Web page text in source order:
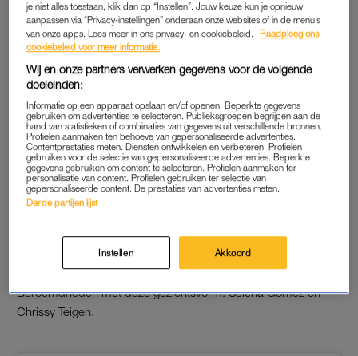
Een bericht gedeeld door Jennifer Lopez (@jlo)
ROND
Een ronde gezichtsvorm heeft meestal een vergelijkbare lengte
en breedte en prominente ronde wangen. Je denkt misschien
meteen aan veel volume om een vol gezicht minder opvallend
lange look met laagjes die een rond gezicht het meest
Beroemdheden met deze gezichtsvorm: Selena Gomez en
Chrissy Teigen.
je niet alles toestaan, klik dan op “Instellen”. Jouw keuze kun je opnieuw
aanpassen via “Privacy-instellingen” onderaan onze websites of in de menu’s
van onze apps. Lees meer in ons privacy- en cookiebeleid.
Raadpleeg ons
cookiebeleid voor meer informatie.
Wij en onze partners verwerken gegevens voor de volgende
doeleinden:
Informatie op een apparaat opslaan en/of openen. Beperkte gegevens
gebruiken om advertenties te selecteren. Publieksgroepen begrijpen aan de
hand van statistieken of combinaties van gegevens uit verschillende bronnen.
Profielen aanmaken ten behoeve van gepersonaliseerde advertenties.
Contentprestaties meten. Diensten ontwikkelen en verbeteren. Profielen
gebruiken voor de selectie van gepersonaliseerde advertenties. Beperkte
gegevens gebruiken om content te selecteren. Profielen aanmaken ter
personalisatie van content. Profielen gebruiken ter selectie van
gepersonaliseerde content. De prestaties van advertenties meten.
Derde partijen lijst
Instellen Akkoord